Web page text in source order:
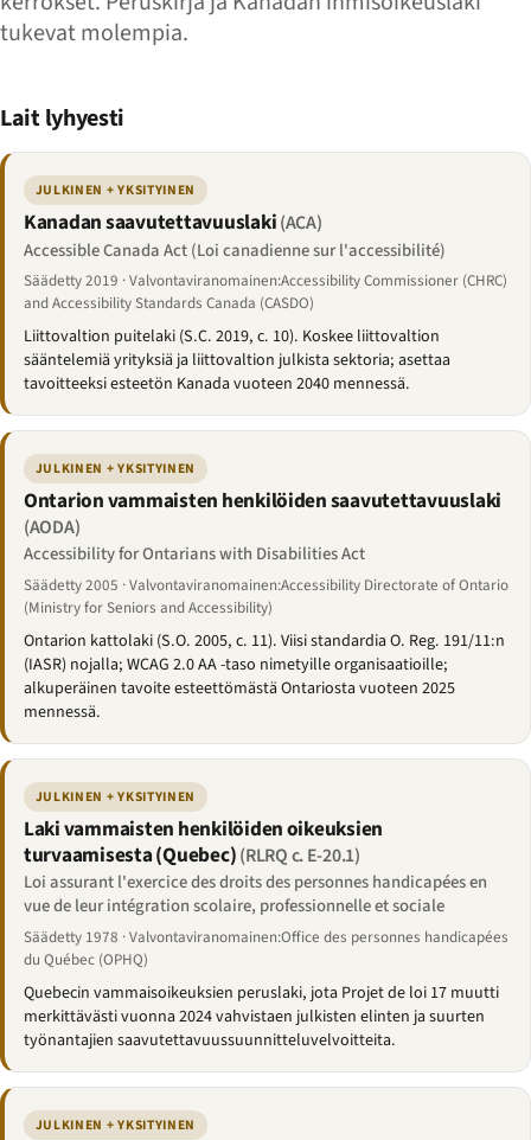
tukevat molempia.
Lait lyhyesti
JULKINEN + YKSITYINEN
Kanadan saavutettavuuslaki(ACA)
Accessible Canada Act (Loi canadienne sur l'accessibilité)
Säädetty 2019 · Valvontaviranomainen:Accessibility Commissioner (CHRC)
and Accessibility Standards Canada (CASDO)
Liittovaltion puitelaki (S.C. 2019, c. 10). Koskee liittovaltion
sääntelemiä yrityksiä ja liittovaltion julkista sektoria; asettaa
tavoitteeksi esteetön Kanada vuoteen 2040 mennessä.
JULKINEN + YKSITYINEN
Ontarion vammaisten henkilöiden saavutettavuuslaki
(AODA)
Accessibility for Ontarians with Disabilities Act
Säädetty 2005 · Valvontaviranomainen:Accessibility Directorate of Ontario
(Ministry for Seniors and Accessibility)
Ontarion kattolaki (S.O. 2005, c. 11). Viisi standardia O. Reg. 191/11:n
(IASR) nojalla; WCAG 2.0 AA -taso nimetyille organisaatioille;
alkuperäinen tavoite esteettömästä Ontariosta vuoteen 2025
mennessä.
JULKINEN + YKSITYINEN
Laki vammaisten henkilöiden oikeuksien
turvaamisesta (Quebec)(RLRQ c. E-20.1)
Loi assurant l'exercice des droits des personnes handicapées en
vue de leur intégration scolaire, professionnelle et sociale
Säädetty 1978 · Valvontaviranomainen:Office des personnes handicapées
du Québec (OPHQ)
Quebecin vammaisoikeuksien peruslaki, jota Projet de loi 17 muutti
merkittävästi vuonna 2024 vahvistaen julkisten elinten ja suurten
työnantajien saavutettavuussuunnitteluvelvoitteita.
JULKINEN + YKSITYINEN